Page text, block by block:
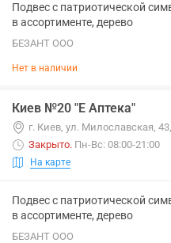
Подвес с патриотической
в ассортименте, дерево
БЕЗАНТ ООО
Нет в наличии
Киев №20 "Е Аптека"
г. Киев, ул. Милославская,
Закрыто. Пн-Вс: 08:00-21:00
На карте
Подвес с патриотической
в ассортименте, дерево
БЕЗАНТ ООО